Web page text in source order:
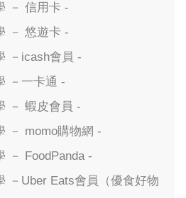
－ 信用卡 -
－ 悠遊卡 -
－icash會員 -
－一卡通 -
－ 蝦皮會員 -
－ momo購物網 -
－ FoodPanda -
－Uber Eats會員（優食好物